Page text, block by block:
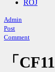
ROJ
Admin
Post
Comment
「